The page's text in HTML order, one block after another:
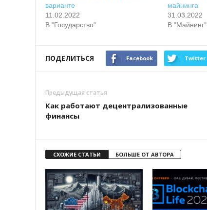
варианте
11.02.2022
В "Государство"
майнинга
31.03.2022
В "Майнинг"
ПОДЕЛИТЬСЯ Facebook Twitter
Предыдущая статья
Как работают децентрализованные
финансы
СХОЖИЕ СТАТЬИ БОЛЬШЕ ОТ АВТОРА